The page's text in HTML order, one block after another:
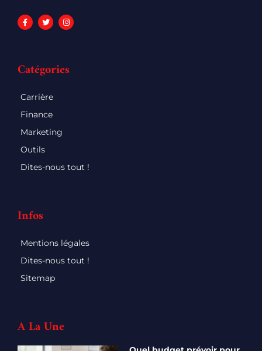
Catégories
Carrière
Finance
Marketing
Outils
Dites-nous tout !
Infos
Mentions légales
Dites-nous tout !
Sitemap
A La Une